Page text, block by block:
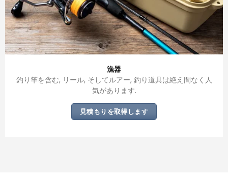
漁器
釣り竿を含む, リール, そしてルアー, 釣り道具は絶え間なく人
気があります.
見積もりを取得します